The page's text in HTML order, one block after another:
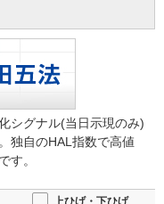
シグナル(当日示現のみ)
独自のHAL指数で高値
す。
上ひげ・下ひげ